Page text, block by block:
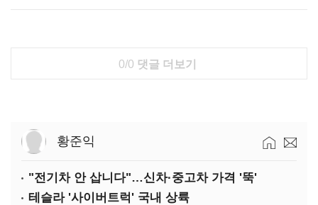
0/0 댓글 더보기
황준익
"전기차 안 삽니다"…신차·중고차 가격 '뚝'
테슬라 '사이버트럭' 국내 상륙